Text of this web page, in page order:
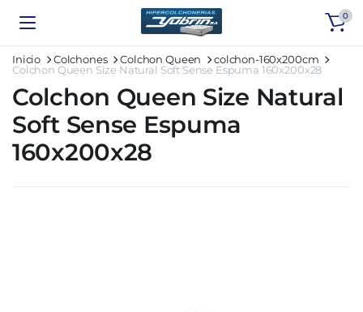
0
Inicio Colchones Colchon Queen
colchon-160x200cm
Colchon Queen Size Natural Soft Sense Espuma 160x200x28
Colchon Queen Size Natural
Soft Sense Espuma
160x200x28